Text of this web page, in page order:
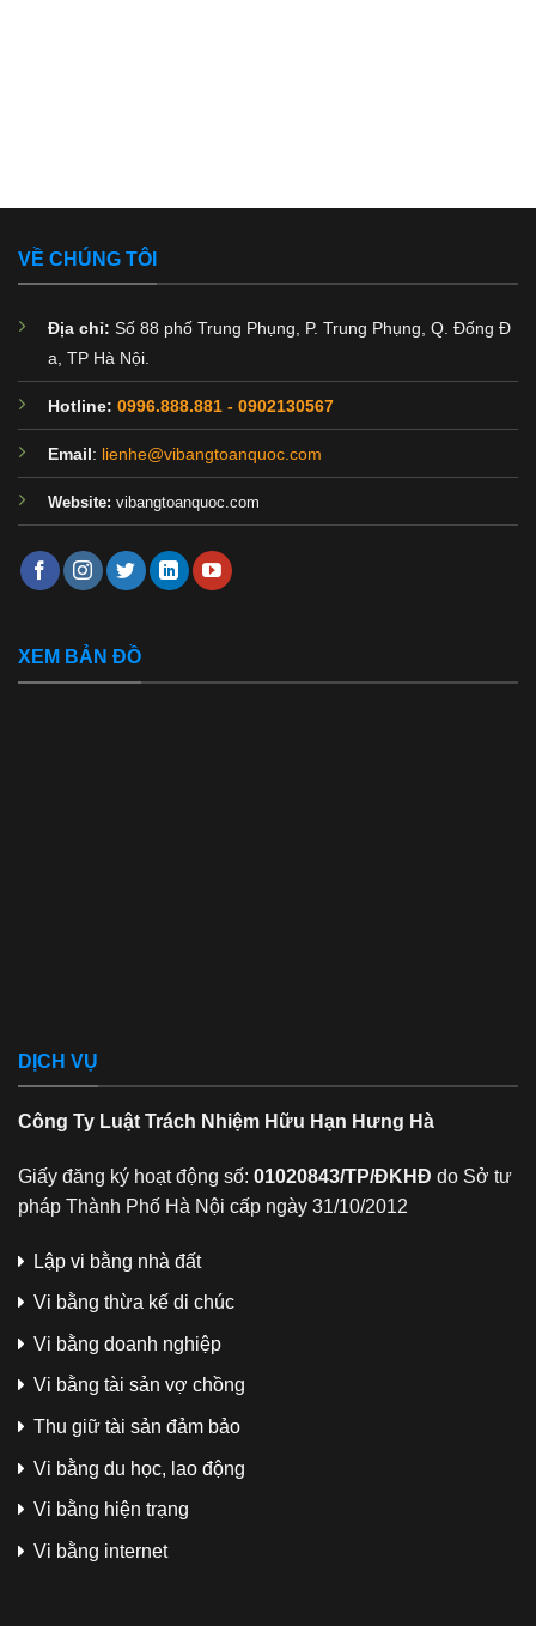
VỀ CHÚNG TÔI
Địa chỉ: Số 88 phố Trung Phụng, P. Trung Phụng, Q. Đống Đ
a, TP Hà Nội.
Hotline: 0996.888.881 - 0902130567
Email: lienhe@vibangtoanquoc.com
Website: vibangtoanquoc.com
DỊCH VỤ
Công Ty Luật Trách Nhiệm Hữu Hạn Hưng Hà
Giấy đăng ký hoạt động số: 01020843/TP/ĐKHĐ do Sở tư
pháp Thành Phố Hà Nội cấp ngày 31/10/2012
Lập vi bằng nhà đất
Vi bằng thừa kế di chúc
Vi bằng doanh nghiệp
Vi bằng tài sản vợ chồng
Thu giữ tài sản đảm bảo
Vi bằng du học, lao động
Vi bằng hiện trạng
Vi bằng internet
XEM BẢN ĐỒ